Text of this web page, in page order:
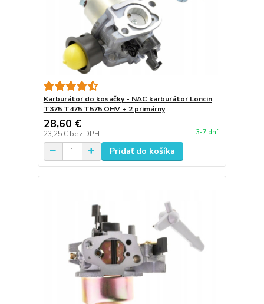
Karburátor do kosačky - NAC karburátor Loncin
T375 T475 T575 OHV + 2 primárny
28,60 €
23,25 € bez DPH 3-7 dní
Pridať do košíka